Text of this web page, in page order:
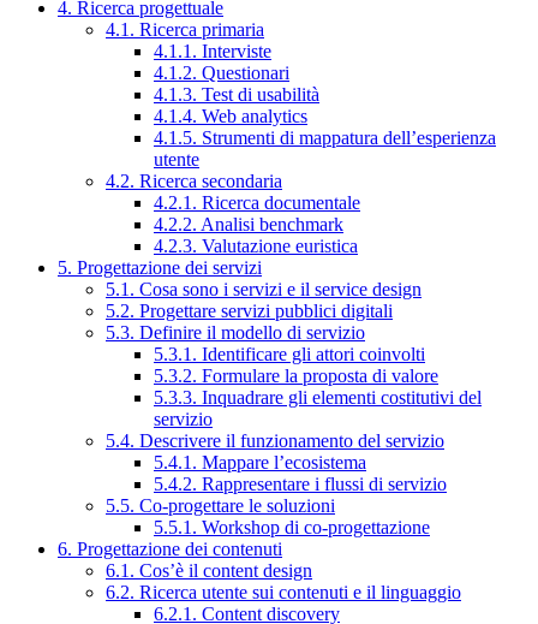
4. Ricerca progettuale
4.1. Ricerca primaria
4.1.1. Interviste
4.1.2. Questionari
4.1.3. Test di usabilità
4.1.4. Web analytics
4.1.5. Strumenti di mappatura dell’esperienza
utente
4.2. Ricerca secondaria
4.2.1. Ricerca documentale
4.2.2. Analisi benchmark
4.2.3. Valutazione euristica
5. Progettazione dei servizi
5.1. Cosa sono i servizi e il service design
5.2. Progettare servizi pubblici digitali
5.3. Definire il modello di servizio
5.3.1. Identificare gli attori coinvolti
5.3.2. Formulare la proposta di valore
5.3.3. Inquadrare gli elementi costitutivi del
servizio
5.4. Descrivere il funzionamento del servizio
5.4.1. Mappare l’ecosistema
5.4.2. Rappresentare i flussi di servizio
5.5. Co-progettare le soluzioni
5.5.1. Workshop di co-progettazione
6. Progettazione dei contenuti
6.1. Cos’è il content design
6.2. Ricerca utente sui contenuti e il linguaggio
6.2.1. Content discovery